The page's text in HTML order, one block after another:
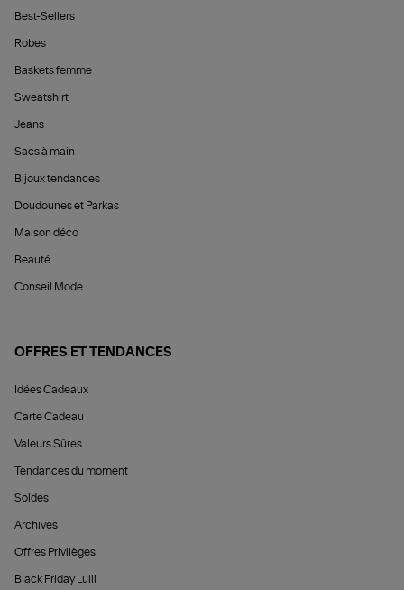
Best-Sellers
Robes
Baskets femme
Sweatshirt
Jeans
Sacs à main
Bijoux tendances
Doudounes et Parkas
Maison déco
Beauté
Conseil Mode
OFFRES ET TENDANCES
Idées Cadeaux
Carte Cadeau
Valeurs Sûres
Tendances du moment
Soldes
Archives
Offres Privilèges
Black Friday Lulli